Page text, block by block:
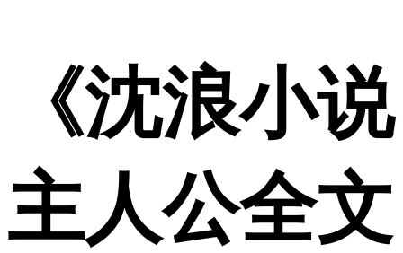
《沈浪小说
主人公全文